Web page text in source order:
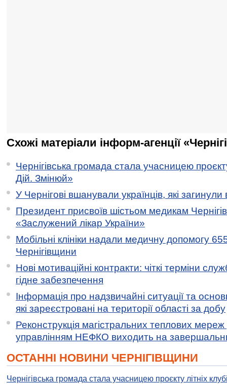
Схожі матеріали інформ-агенції
Чернігівська громада стала учасницею
Дій. Змінюй»
У Чернігові вшанували українців, які загинули
Президент присвоїв шістьом медикам
«Заслужений лікар України»
Мобільні клініки надали медичну допомогу
Чернігівщини
Нові мотиваційні контракти: чіткі терміни
гідне забезпечення
Інформація про надзвичайні ситуації та
які зареєстровані на території області за добу
Реконструкція магістральних теплових мереж
управлінням НЕФКО виходить на
ОСТАННІ НОВИНИ ЧЕРНІГІВЩИНИ
Чернігівська громада стала учасницею проєкту літніх